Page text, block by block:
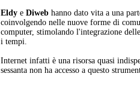
Eldye Diwebhanno dato vita a una
coinvolgendo nelle nuove forme di
computer, stimolando l'integrazione
i tempi.
Internet infatti è una risorsa quasi
sessanta non ha accesso a questo